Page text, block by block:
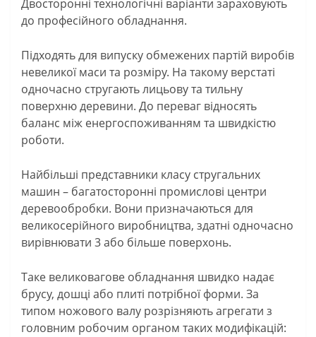
Двосторонні технологічні варіанти зараховують
до професійного обладнання.
Підходять для випуску обмежених партій виробів
невеликої маси та розміру. На такому верстаті
одночасно стругають лицьову та тильну
поверхню деревини. До переваг відносять
баланс між енергоспоживанням та швидкістю
роботи.
Найбільші представники класу стругальних
машин – багатосторонні промислові центри
деревообробки. Вони призначаються для
великосерійного виробництва, здатні одночасно
вирівнювати 3 або більше поверхонь.
Таке великовагове обладнання швидко надає
брусу, дошці або плиті потрібної форми. За
типом ножового валу розрізняють агрегати з
головним робочим органом таких модифікацій: